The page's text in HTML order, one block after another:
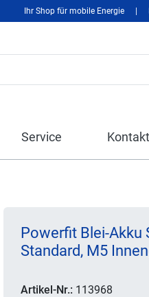
Ihr Shop für mobile Energie
Service Kontakt
Powerfit Blei-Akku
Standard, M5
Artikel-Nr.: 113968